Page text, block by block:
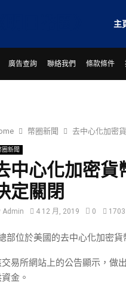
主
廣告查詢 聯絡我們 條款條件
幣圈新聞 去中心化加密
圈新聞
中心化加密
定關閉
Admin 4 12 月, 2019 0 1703
部位於美國的去中心化加密貨
交易所網站上的公告顯示，做
金。